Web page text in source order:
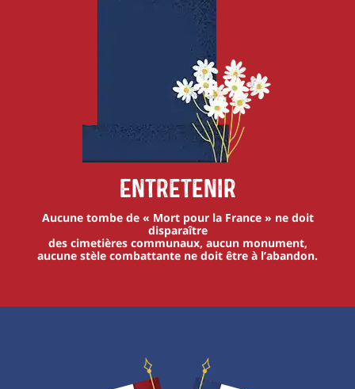
Entretenir
Aucune tombe de « Mort pour la France » ne doit
disparaître
des cimetières communaux, aucun monument,
aucune stèle combattante ne doit être à l’abandon.